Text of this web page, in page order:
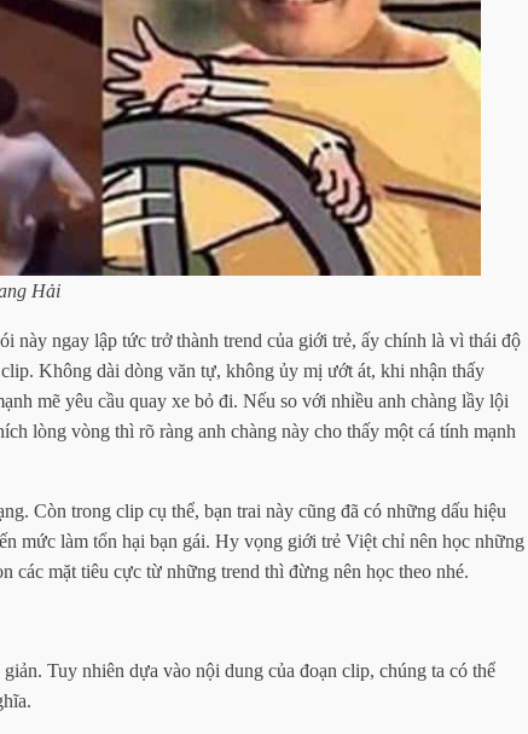
Hải
này ngay lập tức trở thành trend của giới trẻ, ấy chính là vì thái độ
Không dài dòng văn tự, không ủy mị ướt át, khi nhận thấy
mẽ yêu cầu quay xe bỏ đi. Nếu so với nhiều anh chàng lầy lội
lòng vòng thì rõ ràng anh chàng này cho thấy một cá tính mạnh
Còn trong clip cụ thể, bạn trai này cũng đã có những dấu hiệu
mức làm tổn hại bạn gái. Hy vọng giới trẻ Việt chỉ nên học những
các mặt tiêu cực từ những trend thì đừng nên học theo nhé.
Tuy nhiên dựa vào nội dung của đoạn clip, chúng ta có thể